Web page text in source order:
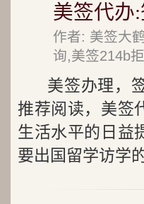
美签代办
作者: 美签大
询,美签214b
美签办理，
推荐阅读，美签
生活水平的日益
要出国留学访学